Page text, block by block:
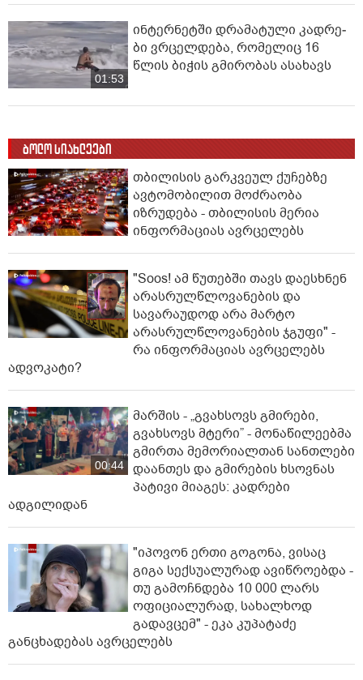
01:53
ინ­ტერ­ნეტ­ში დრა­მა­ტუ­ლი კად­რე­
ბი ვრცელდება, რომელიც 16
წლის ბიჭის გმირობას ასახავს
ბოლო სიახლეები
თბილისის გარკვეულ ქუჩებზე
ავტომობილით მოძრაობა
იზრუდება - თბილისის მერია
ინფორმაციას ავრცელებს
"Soos! ამ წუთებში თავს დაესხნენ
არასრულწლოვანების და
სავარაუდოდ არა მარტო
არასრულწლოვანების ჯგუფი" -
რა ინფორმაციას ავრცელებს
ადვოკატი?
00:44
მარშის - „გვახსოვს გმირები,
გვახსოვს მტერი” - მონაწილეებმა
გმირთა მემორიალთან სანთლები
დაანთეს და გმირების ხსოვნას
პატივი მიაგეს: კადრები
ადგილიდან
"იპოვონ ერთი გოგონა, ვისაც
გიგა სექსუალურად ავიწროებდა -
თუ გამოჩნდება 10 000 ლარს
ოფიციალურად, სახალხოდ
გადავცემ" - ეკა კუპატაძე
განცხადებას ავრცელებს